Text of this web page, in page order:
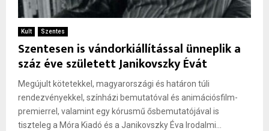
Kult Szentes
Szentesen is vándorkiállítással ünneplik a
száz éve született Janikovszky Évát
Megújult kötetekkel, magyarországi és határon túli
rendezvényekkel, színházi bemutatóval és animációsfilm-
premierrel, valamint egy kórusmű ősbemutatójával is
tiszteleg a Móra Kiadó és a Janikovszky Éva Irodalmi...